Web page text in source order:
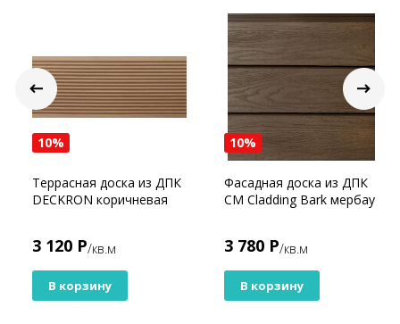
10%
Террасная доска из ДПК
DECKRON коричневая
3 120 Р/кв.м
В корзину
10%
Фасадная доска из ДПК
CM Cladding Bark мербау
3 780 Р/кв.м
В корзину